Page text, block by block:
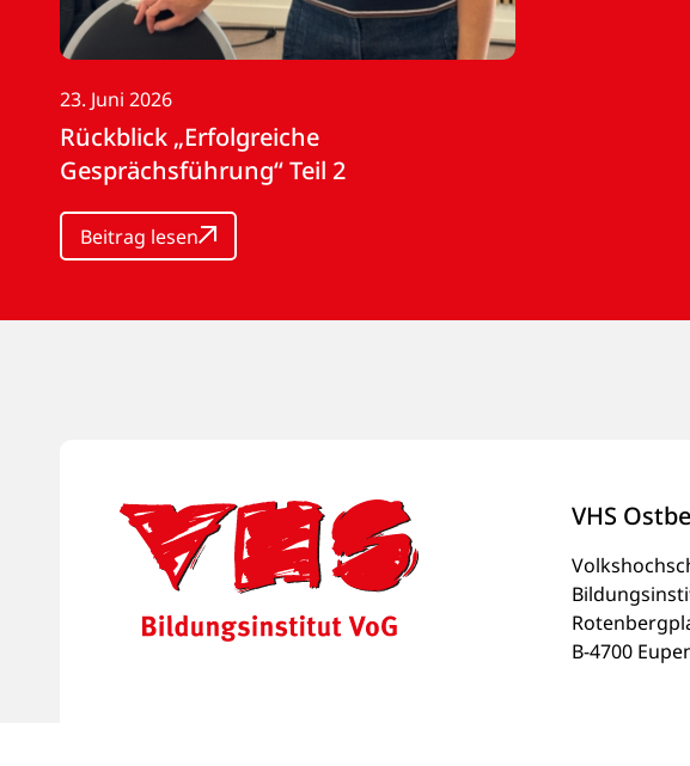
23. Juni 2026
Rückblick „Erfolgreiche
Gesprächsführung“ Teil 2
Beitrag lesen
VHS
B-4700